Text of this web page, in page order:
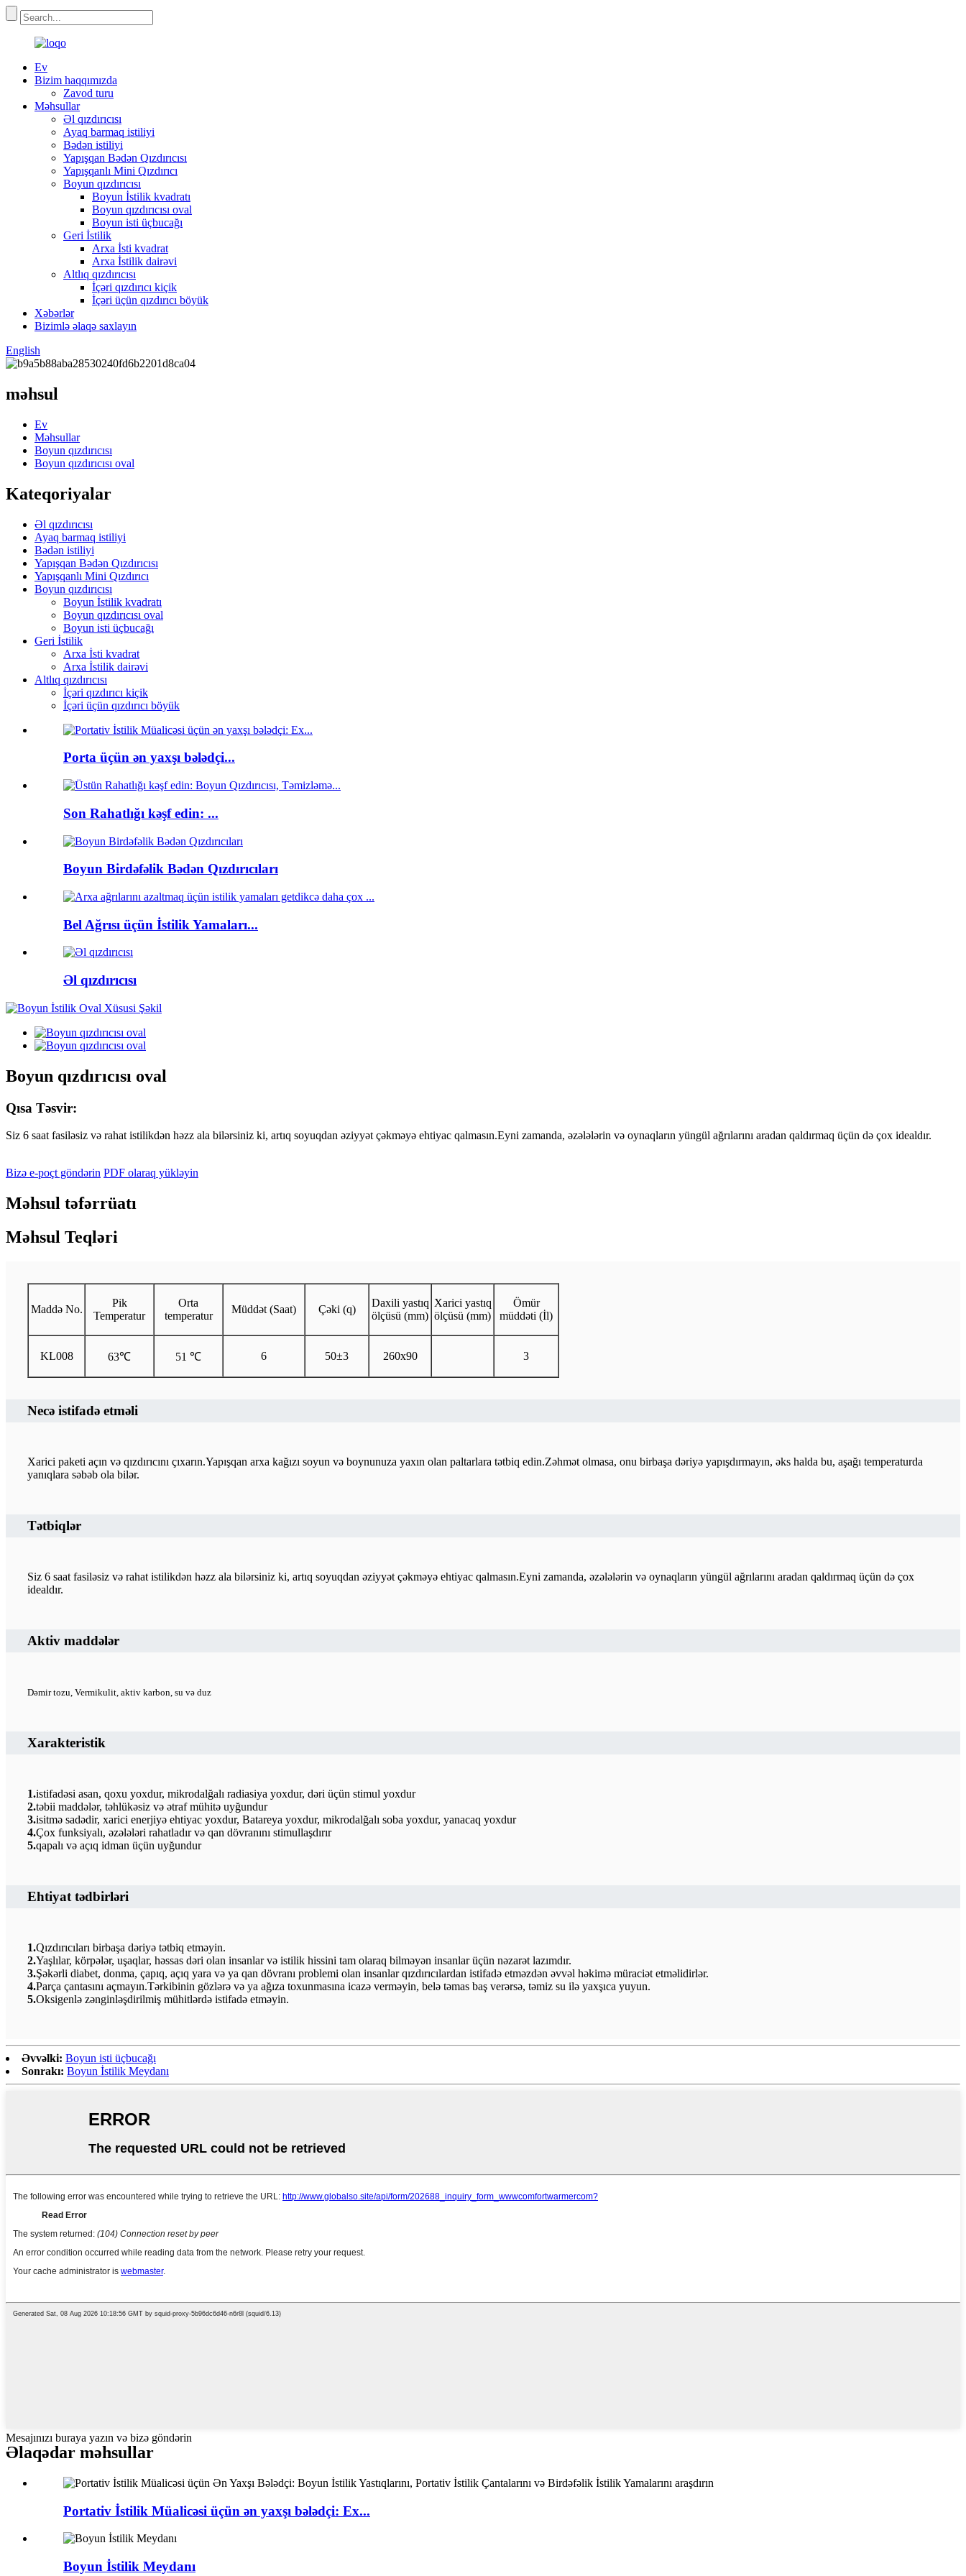
Ev
Bizim haqqımızda
Zavod turu
Məhsullar
Əl qızdırıcısı
Ayaq barmaq istiliyi
Bədən istiliyi
Yapışqan Bədən Qızdırıcısı
Yapışqanlı Mini Qızdırıcı
Boyun qızdırıcısı
Boyun İstilik kvadratı
Boyun qızdırıcısı oval
Boyun isti üçbucağı
Geri İstilik
Arxa İsti kvadrat
Arxa İstilik dairəvi
Altlıq qızdırıcısı
İçəri qızdırıcı kiçik
İçəri üçün qızdırıcı böyük
Xəbərlər
Bizimlə əlaqə saxlayın
English
məhsul
Ev
Məhsullar
Boyun qızdırıcısı
Boyun qızdırıcısı oval
Kateqoriyalar
Əl qızdırıcısı
Ayaq barmaq istiliyi
Bədən istiliyi
Yapışqan Bədən Qızdırıcısı
Yapışqanlı Mini Qızdırıcı
Boyun qızdırıcısı
Boyun İstilik kvadratı
Boyun qızdırıcısı oval
Boyun isti üçbucağı
Geri İstilik
Arxa İsti kvadrat
Arxa İstilik dairəvi
Altlıq qızdırıcısı
İçəri qızdırıcı kiçik
İçəri üçün qızdırıcı böyük
Porta üçün ən yaxşı bələdçi...
Son Rahatlığı kəşf edin: ...
Boyun Birdəfəlik Bədən Qızdırıcıları
Bel Ağrısı üçün İstilik Yamaları...
Əl qızdırıcısı
Boyun qızdırıcısı oval
Qısa Təsvir:
Siz 6 saat fasiləsiz və rahat istilikdən həzz ala bilərsiniz ki, artıq soyuqdan əziyyət çəkməyə ehtiyac qalmasın.Eyni zamanda, əzələlərin və oynaqların yüngül ağrılarını aradan qaldırmaq üçün də çox idealdır.
Bizə e-poçt göndərin PDF olaraq yükləyin
Məhsul təfərrüatı
Məhsul Teqləri
Maddə No.
Pik
Temperatur
Orta
temperatur
Müddət (Saat) Çəki (q)
Daxili yastıq
ölçüsü (mm)
Xarici yastıq
ölçüsü (mm)
Ömür
müddəti (İl)
KL008 63℃ 51 ℃ 6 50±3 260x90 3
Necə istifadə etməli
Xarici paketi açın və qızdırıcını çıxarın.Yapışqan arxa kağızı soyun və boynunuza yaxın olan paltarlara tətbiq edin.Zəhmət olmasa, onu birbaşa dəriyə yapışdırmayın, əks halda bu, aşağı temperaturda
yanıqlara səbəb ola bilər.
Tətbiqlər
Siz 6 saat fasiləsiz və rahat istilikdən həzz ala bilərsiniz ki, artıq soyuqdan əziyyət çəkməyə ehtiyac qalmasın.Eyni zamanda, əzələlərin və oynaqların yüngül ağrılarını aradan qaldırmaq üçün də çox
idealdır.
Aktiv maddələr
Dəmir tozu, Vermikulit, aktiv karbon, su və duz
Xarakteristik
1.istifadəsi asan, qoxu yoxdur, mikrodalğalı radiasiya yoxdur, dəri üçün stimul yoxdur
2.təbii maddələr, təhlükəsiz və ətraf mühitə uyğundur
3.isitmə sadədir, xarici enerjiyə ehtiyac yoxdur, Batareya yoxdur, mikrodalğalı soba yoxdur, yanacaq yoxdur
4.Çox funksiyalı, əzələləri rahatladır və qan dövranını stimullaşdırır
5.qapalı və açıq idman üçün uyğundur
Ehtiyat tədbirləri
1.Qızdırıcıları birbaşa dəriyə tətbiq etməyin.
2.Yaşlılar, körpələr, uşaqlar, həssas dəri olan insanlar və istilik hissini tam olaraq bilməyən insanlar üçün nəzarət lazımdır.
3.Şəkərli diabet, donma, çapıq, açıq yara və ya qan dövranı problemi olan insanlar qızdırıcılardan istifadə etməzdən əvvəl həkimə müraciət etməlidirlər.
4.Parça çantasını açmayın.Tərkibinin gözlərə və ya ağıza toxunmasına icazə verməyin, belə təmas baş verərsə, təmiz su ilə yaxşıca yuyun.
5.Oksigenlə zənginləşdirilmiş mühitlərdə istifadə etməyin.
Əvvəlki: Boyun isti üçbucağı
Sonrakı: Boyun İstilik Meydanı
Mesajınızı buraya yazın və bizə göndərin
Əlaqədar məhsullar
Portativ İstilik Müalicəsi üçün ən yaxşı bələdçi: Ex...
Boyun İstilik Meydanı